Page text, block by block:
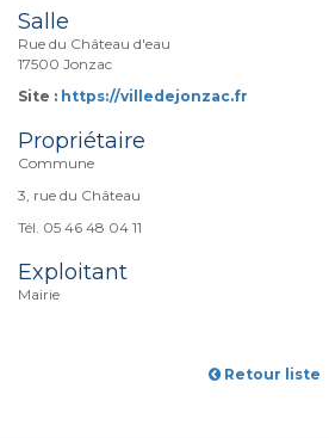
Salle
Rue du Château d'eau
17500 Jonzac
Site : https://villedejonzac.fr
Propriétaire
Commune
3, rue du Château
Tél. 05 46 48 04 11
Exploitant
Mairie
Retour liste